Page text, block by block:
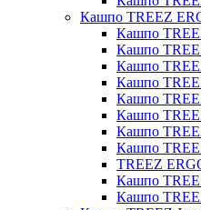
Кашпо TREEZ
Кашпо
Кашпо
Кашпо
Кашпо
Кашпо
Кашпо
Кашпо
Кашпо
TREEZ
Кашпо
Кашпо